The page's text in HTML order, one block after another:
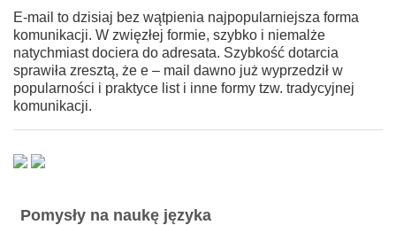
E-mail to dzisiaj bez wątpienia najpopularniejsza forma
komunikacji. W zwięzłej formie, szybko i niemalże
natychmiast dociera do adresata. Szybkość dotarcia
sprawiła zresztą, że e – mail dawno już wyprzedził w
popularności i praktyce list i inne formy tzw. tradycyjnej
komunikacji.
Pomysły na naukę języka